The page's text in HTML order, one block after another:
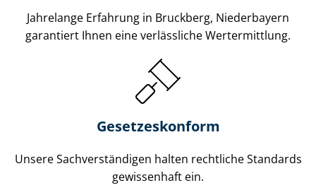
Jahrelange Erfahrung in Bruckberg, Niederbayern
garantiert Ihnen eine verlässliche Wertermittlung.
Gesetzes­konform
Unsere Sach­ver­stän­di­gen halten rechtliche Standards
gewissenhaft ein.